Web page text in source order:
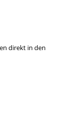
direkt in den